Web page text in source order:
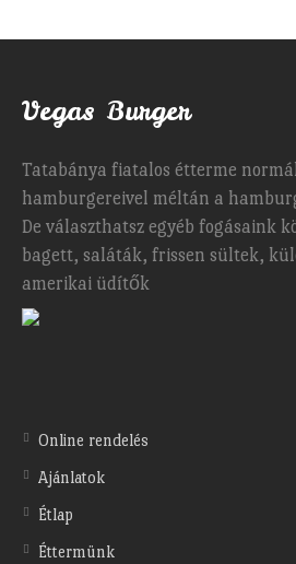
Vegas Burger
Tatabánya fiatalos étterme
hamburgereivel méltán a
De választhatsz egyéb fogásaink
bagett, saláták, frissen sültek,
amerikai üdítők
Online rendelés
Ajánlatok
Étlap
Éttermünk